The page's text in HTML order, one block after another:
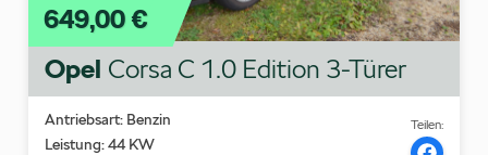
649,00 €
Opel Corsa C 1.0 Edition 3-Türer
Antriebsart: Benzin
Leistung: 44 KW
Teilen: